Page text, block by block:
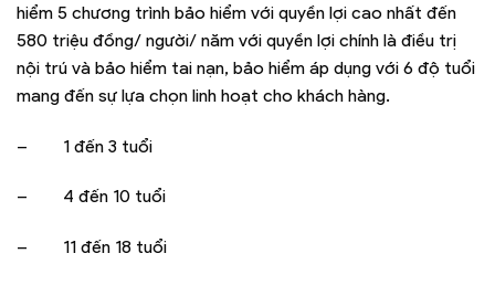
hiểm 5 chương trình bảo hiểm với quyền lợi cao nhất đến
580 triệu đồng/ người/ năm với quyền lợi chính là điều trị
nội trú và bảo hiểm tai nạn, bảo hiểm áp dụng với 6 độ tuổi
mang đến sự lựa chọn linh hoạt cho khách hàng.
– 1 đến 3 tuổi
– 4 đến 10 tuổi
– 11 đến 18 tuổi